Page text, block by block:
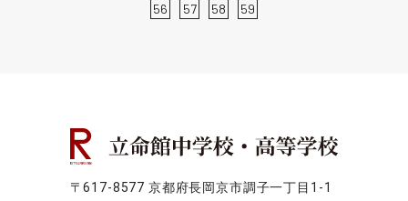
56
57 58 59
〒617-8577 京都府長岡京市調子一丁目1-1